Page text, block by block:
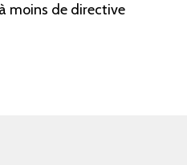
moins de directive